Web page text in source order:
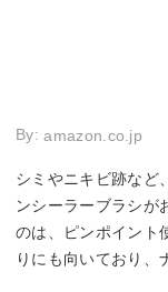
By:amazon.co.jp
シミやニキビ跡など
ンシーラーブラシが
のは、ピンポイント
りにも向いており、